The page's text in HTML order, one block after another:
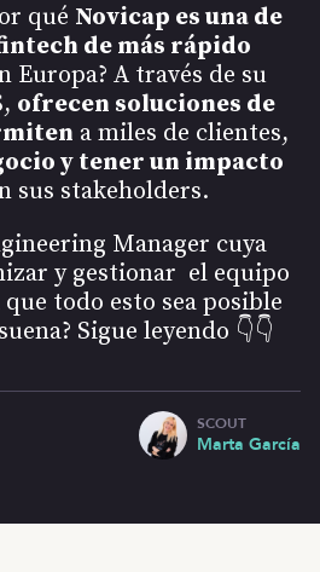
qué Novicap es una de
de más rápido
Europa? A través de su
ofrecen soluciones de
a miles de clientes,
y tener un impacto
sus stakeholders.
Manager cuya
y gestionar el equipo
todo esto sea posible
Sigue leyendo 👇👇
SCOUT
Marta García